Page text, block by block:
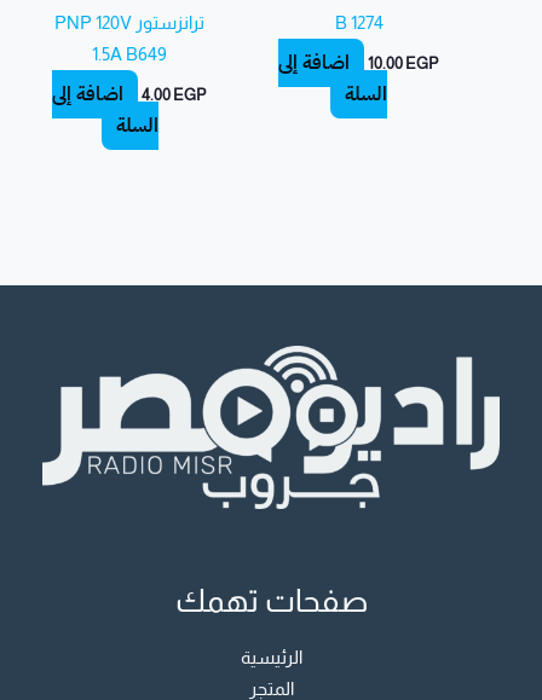
B 1274
10.00 EGP
إضافة إلى
السلة
ترانزستور PNP 120V
1.5A B649
4.00 EGP
إضافة إلى
السلة
صفحات تهمك
الرئيسية
المتجر